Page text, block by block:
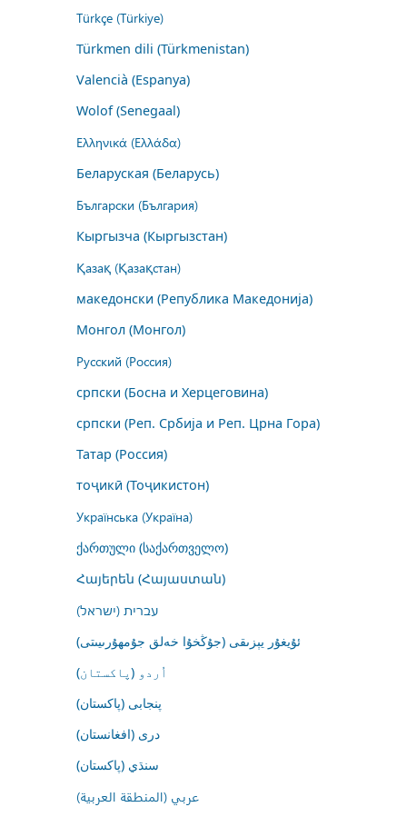
Türkçe (Türkiye)
Türkmen dili (Türkmenistan)
Valencià (Espanya)
Wolof (Senegaal)
Ελληνικά (Ελλάδα)
Беларуская (Беларусь)
Български (България)
Кыргызча (Кыргызстан)
Қазақ (Қазақстан)
македонски (Република Македонија)
Монгол (Монгол)
Русский (Россия)
српски (Босна и Херцеговина)
српски (Реп. Србија и Реп. Црна Гора)
Татар (Россия)
тоҷикӣ (Тоҷикистон)
Українська (Україна)
ქართული (საქართველო)
Հայերեն (Հայաստան)
עברית (ישראל)
ئۇيغۇر يېزىقى (جۇڭخۇا خەلق جۇمھۇرىيىتى)
اُردو (پاکستان)
پنجابی (پاکستان)
درى (افغانستان)
سنڌي (پاکستان)
عربي (المنطقة العربية)